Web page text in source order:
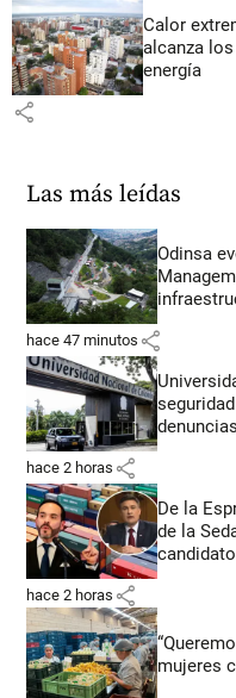
Calor
alcanza
energía
share
Las más leídas
Odinsa
hace 47 minutos share
hace 2 horas share
De la
de la
hace 2 horas share
mujeres